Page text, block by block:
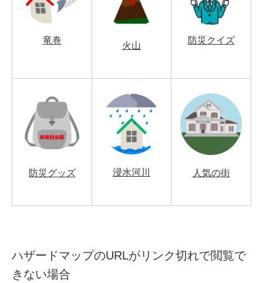
竜巻
火山
防災クイズ
防災グッズ 浸水河川 人気の街
ハザードマップのURLがリンク切れで閲覧で
きない場合